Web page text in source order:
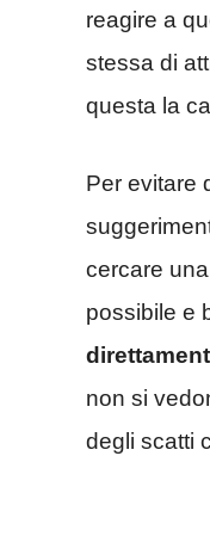
reagire a
stessa di
questa la
Per evitare
cercare
possibile e
non si
degli scatti